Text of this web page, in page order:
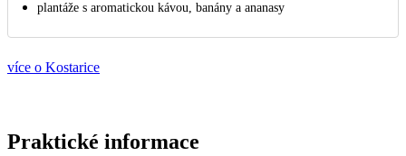
plantáže s aromatickou kávou, banány a ananasy
více o Kostarice
Praktické informace